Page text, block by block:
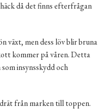
då det finns efterfrågan
växt, men dess löv blir bruna
kommer på våren. Detta
insynsskydd och
från marken till toppen.